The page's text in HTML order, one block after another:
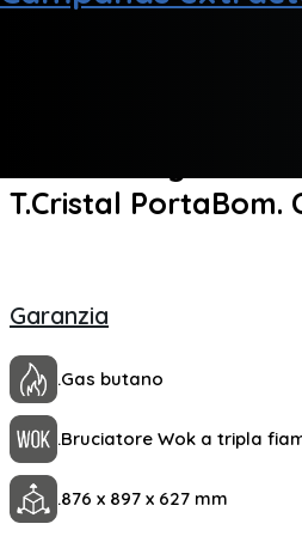
T.Cristal PortaBom.
Garanzia
.Gas butano
.Bruciatore Wok a tripla
.876 x 897 x 627 mm